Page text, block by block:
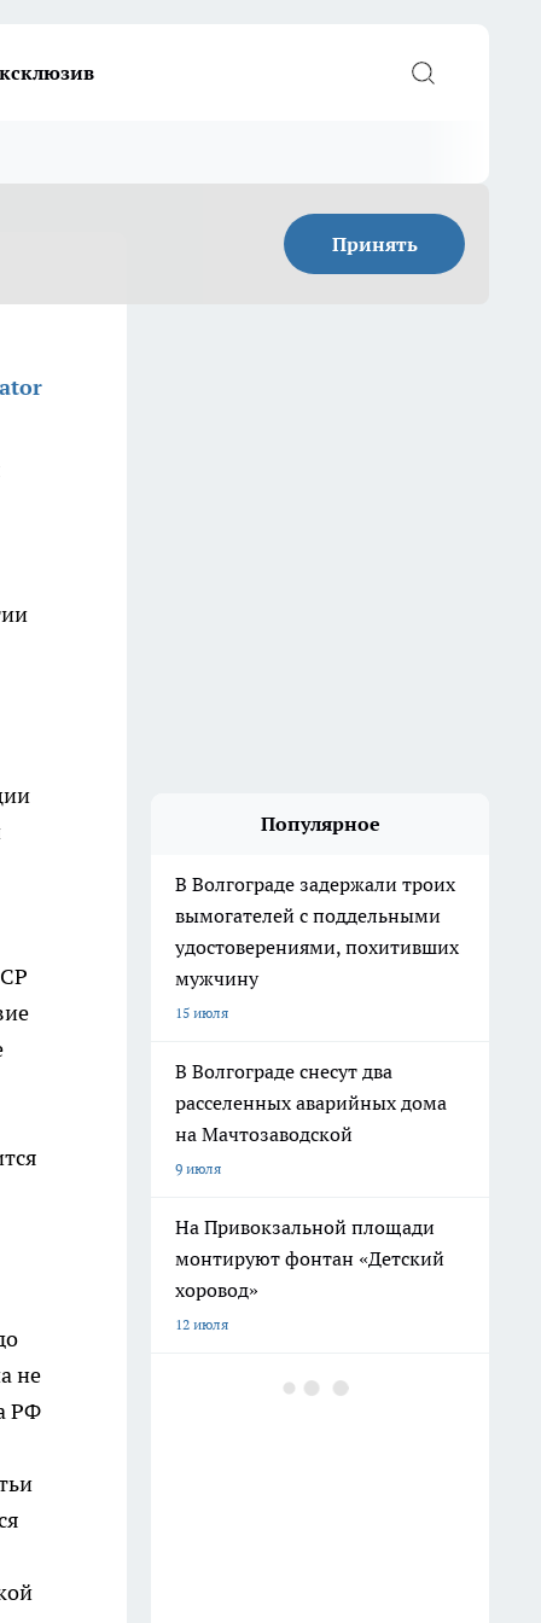
Принять
не
РФ
Популярное
В Волгограде задержали троих
вымогателей с поддельными
удостоверениями, похитивших
мужчину
15 июля
В Волгограде снесут два
расселенных аварийных дома
на Мачтозаводской
9 июля
На Привокзальной площади
монтируют фонтан «Детский
хоровод»
12 июля
В Волжском мужчина порезал